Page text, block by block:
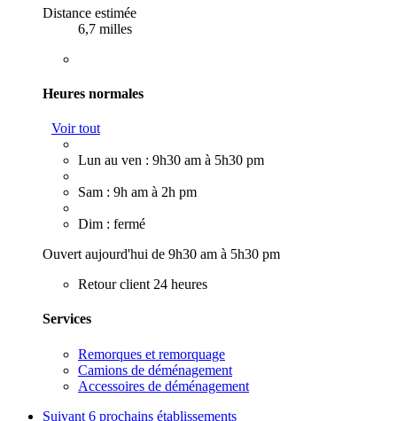
Distance estimée
6,7 milles
Heures normales
Voir tout
Lun au ven : 9h30 am à 5h30 pm
Sam : 9h am à 2h pm
Dim : fermé
Ouvert aujourd'hui de 9h30 am à 5h30 pm
Retour client 24 heures
Services
Remorques et remorquage
Camions de déménagement
Accessoires de déménagement
Suivant 6 prochains établissements